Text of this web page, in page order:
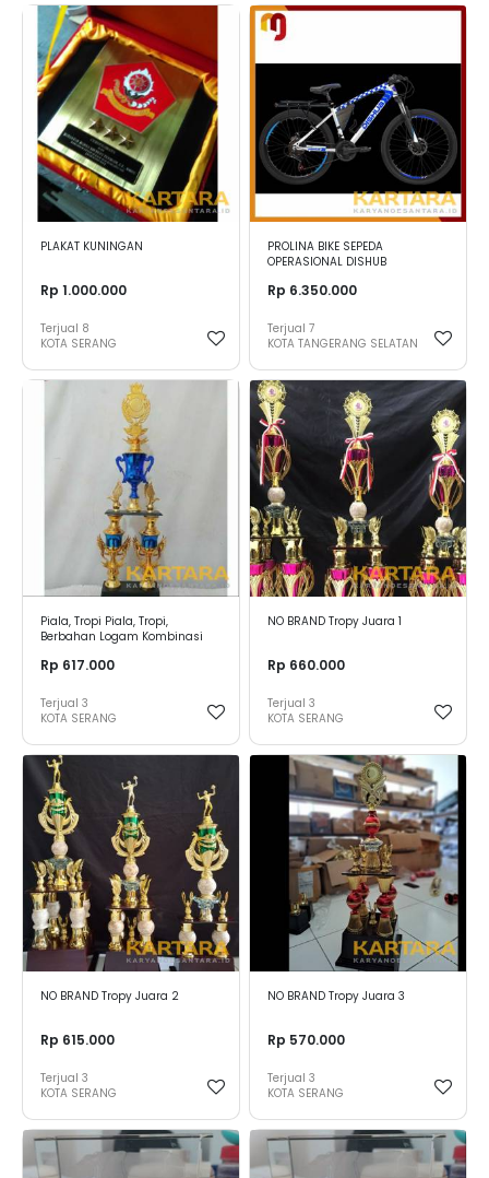
PLAKAT KUNINGAN
Rp 1.000.000
Terjual 8
KOTA SERANG
PROLINA BIKE SEPEDA
OPERASIONAL DISHUB
Rp 6.350.000
Terjual 7
KOTA TANGERANG SELATAN
Piala, Tropi Piala, Tropi,
Berbahan Logam Kombinasi
Rp 617.000
Terjual 3
KOTA SERANG
NO BRAND Tropy Juara 1
Rp 660.000
Terjual 3
KOTA SERANG
NO BRAND Tropy Juara 2
Rp 615.000
Terjual 3
KOTA SERANG
NO BRAND Tropy Juara 3
Rp 570.000
Terjual 3
KOTA SERANG